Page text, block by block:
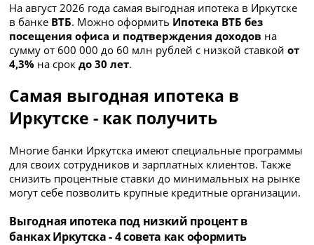
На август 2026 года самая выгодная ипотека в Иркутске
в банке ВТБ. Можно оформить Ипотека ВТБ без
посещения офиса и подтверждения доходов на
сумму от 600 000 до 60 млн рублей с низкой ставкойот
4,3% на срокдо 30 лет.
Самая выгодная ипотека в
Иркутске - как получить
Многие банки Иркутска имеют специальные программы
для своих сотрудников и зарплатных клиентов. Также
снизить процентные ставки до минимальных на рынке
могут себе позволить крупные кредитные организации.
Выгодная ипотека под низкий процент в
банках Иркутска - 4 совета как оформить